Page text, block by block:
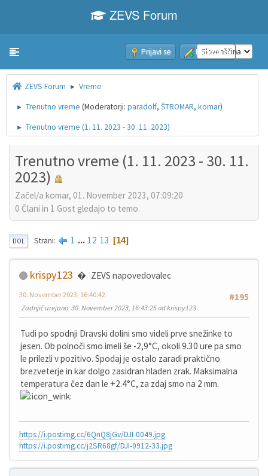
ZEVS Forum
Toggle navigation Prijavi se Pridruži se
ZEVS Forum ► Vreme
► Trenutno vreme (Moderatorji: paradolf, ŠTROMAR, komar)
► Trenutno vreme (1. 11. 2023 - 30. 11. 2023)
Trenutno vreme (1. 11. 2023 - 30. 11.
2023)
Začel/a komar, 01. November 2023, 07:09:20
0 Člani in 1 Gost gledajo to temo.
DOL Strani 1 ... 12 13 14
krispy123
ZEVS napovedovalec
#195
30. November 2023, 16:40:42
Zadnjič urejano: 30. November 2023, 16:43:25 od krispy123
Tudi po spodnji Dravski dolini smo videli prve snežinke to
jesen. Ob polnoči smo imeli še -2,9°C, okoli 9.30 ure pa smo
le prilezli v pozitivo. Spodaj je ostalo zaradi praktično
brezveterje in kar dolgo zasidran hladen zrak. Maksimalna
temperatura čez dan le +2.4°C, za zdaj smo na 2 mm.
https://i.postimg.cc/6QnQ8jGv/DJI-0049.jpg
https://i.postimg.cc/j2SR68gf/DJI-0912-33.jpg